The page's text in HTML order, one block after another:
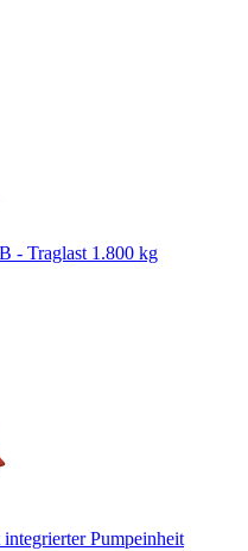
- Traglast 1.800 kg
Pumpeinheit